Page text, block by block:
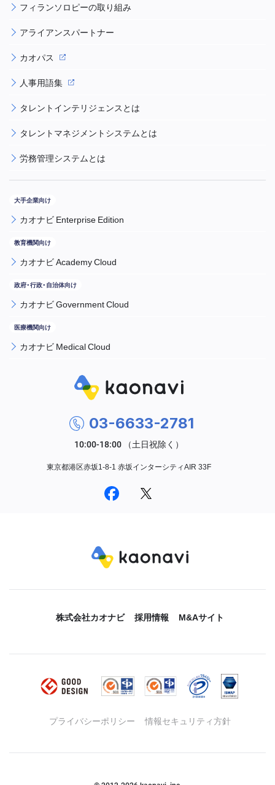
フィランソロピーの取り組み
アライアンスパートナー
カオパス
人事用語集
タレントインテリジェンスとは
タレントマネジメントシステムとは
労務管理システムとは
カオナビ Enterprise Edition
カオナビ Academy Cloud
カオナビ Government Cloud
カオナビ Medical Cloud
03-6633-2781
東京都港区赤坂1-8-1 赤坂インターシティAIR 33F
株式会社カオナビ 採用情報 M&Aサイト
プライバシーポリシー 情報セキュリティ方針